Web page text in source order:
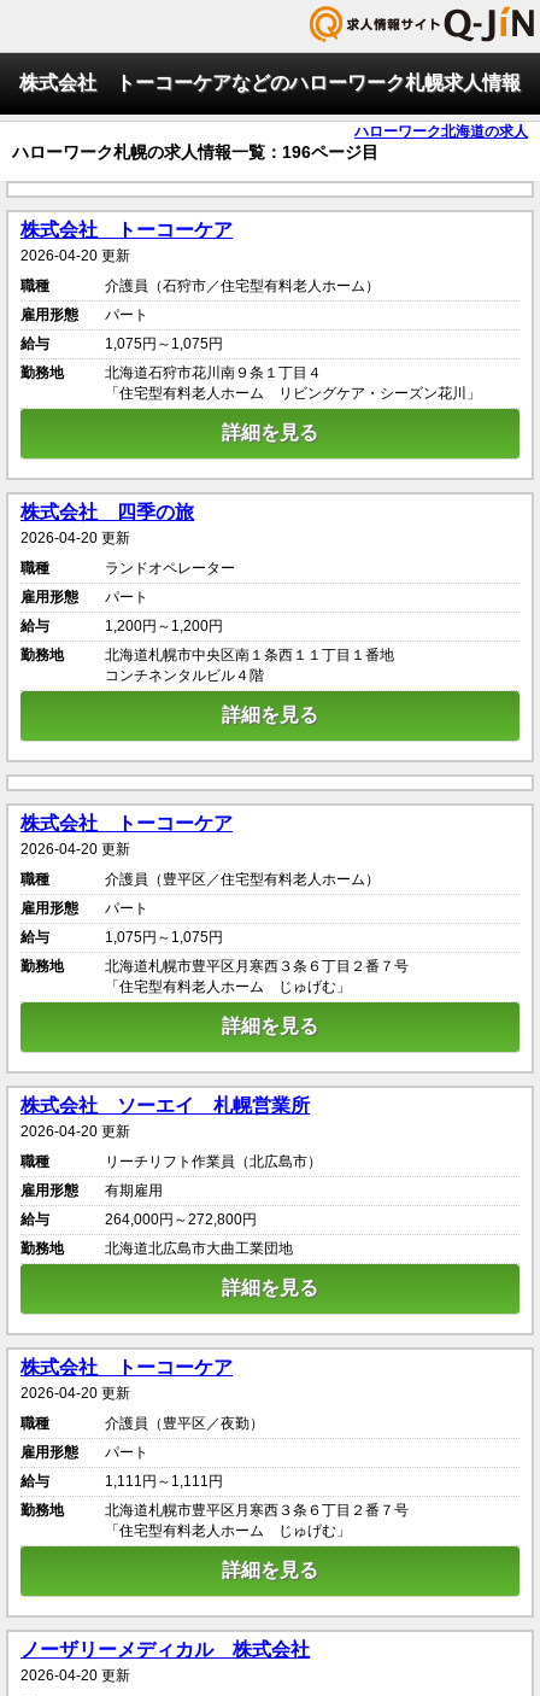
株式会社 トーコーケアなどのハローワーク札幌求人情報
ハローワーク北海道の求人
ハローワーク札幌の求人情報一覧：196ページ目
株式会社 トーコーケア
2026-04-20 更新
職種
介護員（石狩市／住宅型有料老人ホーム）
雇用形態
パート
給与
1,075円～1,075円
勤務地
北海道石狩市花川南９条１丁目４
「住宅型有料老人ホーム リビングケア・シーズン花川」
詳細を見る
株式会社 四季の旅
2026-04-20 更新
職種
ランドオペレーター
雇用形態
パート
給与
1,200円～1,200円
勤務地
北海道札幌市中央区南１条西１１丁目１番地
コンチネンタルビル４階
詳細を見る
株式会社 トーコーケア
2026-04-20 更新
職種
介護員（豊平区／住宅型有料老人ホーム）
雇用形態
パート
給与
1,075円～1,075円
勤務地
北海道札幌市豊平区月寒西３条６丁目２番７号
「住宅型有料老人ホーム じゅげむ」
詳細を見る
株式会社 ソーエイ 札幌営業所
2026-04-20 更新
職種
リーチリフト作業員（北広島市）
雇用形態
有期雇用
給与
264,000円～272,800円
勤務地
北海道北広島市大曲工業団地
詳細を見る
株式会社 トーコーケア
2026-04-20 更新
職種
介護員（豊平区／夜勤）
雇用形態
パート
給与
1,111円～1,111円
勤務地
北海道札幌市豊平区月寒西３条６丁目２番７号
「住宅型有料老人ホーム じゅげむ」
詳細を見る
ノーザリーメディカル 株式会社
2026-04-20 更新